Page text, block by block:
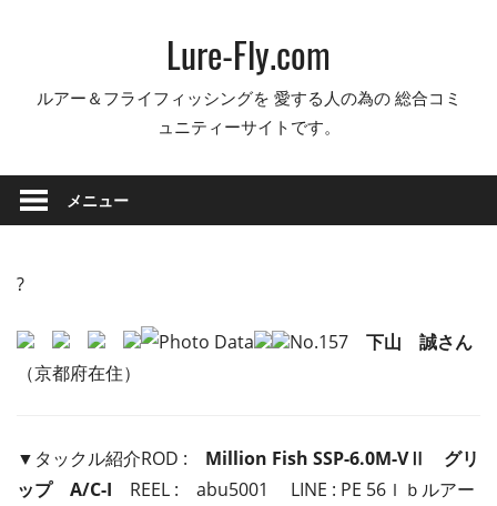
Lure-Fly.com
ルアー＆フライフィッシングを 愛する人の為の 総合コミ
ュニティーサイトです。
メニュー
?
No.157
下山 誠さん
（京都府在住）
▼タックル紹介ROD : Million Fish SSP-6.0M-VⅡ グリ
ップ A/C-I REEL : abu5001 LINE : PE 56ｌｂルアー